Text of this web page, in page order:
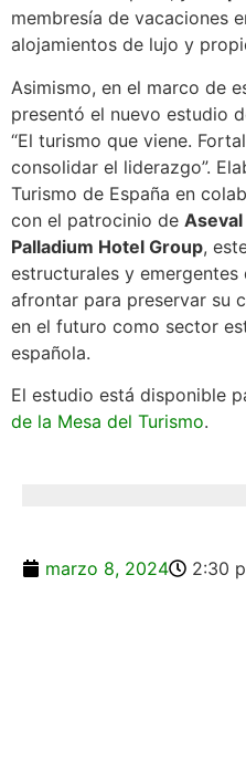
membresía de vacaciones
alojamientos de lujo y
Asimismo, en el marco de
presentó el nuevo estudio
“El turismo que viene.
consolidar el liderazgo”.
Turismo de España en
con el patrocinio de
Palladium Hotel Group,
estructurales y
afrontar para preservar su
en el futuro como sector
española.
El estudio está disponible
de la Mesa del Turismo.
marzo 8, 2024 2:30